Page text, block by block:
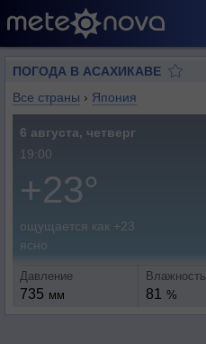
ПОГОДА В АСАХИКАВЕ
Все страны › Япония
6 августа, четверг
19:00
+23°
ощущается как +23
ясно
Давление
735 мм
Влажность
81 %